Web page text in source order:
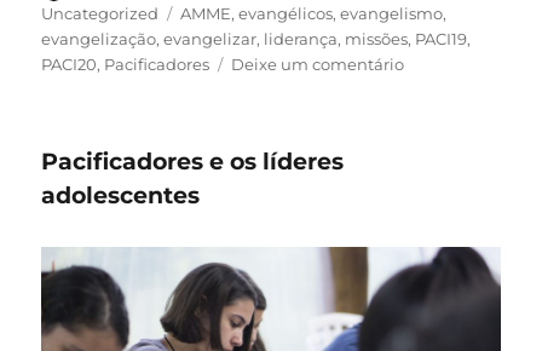
em
Uncategorized
Tags
AMME,evangélicos,evangelismo,
evangelização,evangelizar, liderança, missões, PACI19,
PACI20, Pacificadores Deixe um comentárioem
Pacificadores e os líderes
adolescentes